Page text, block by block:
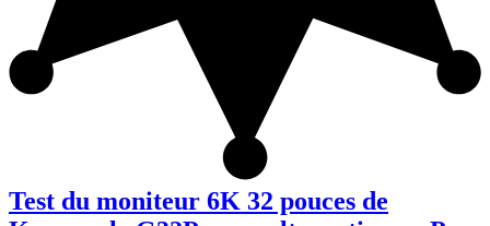
Test du moniteur 6K 32 pouces de